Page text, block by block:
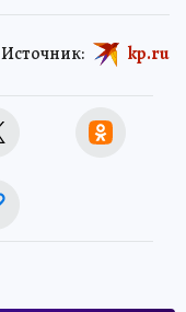
Источник: kp.ru